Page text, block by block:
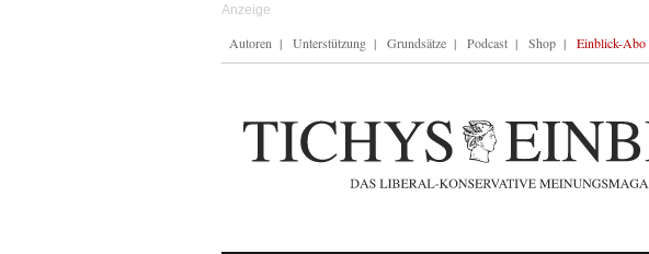
Autoren Unterstützung Grundsätze Podcast Shop Einblick-Abo